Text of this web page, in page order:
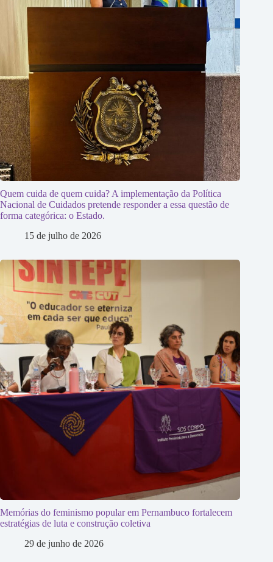
Quem cuida de quem cuida? A implementação da Política
Nacional de Cuidados pretende responder a essa questão de
forma categórica: o Estado.
15 de julho de 2026
Memórias do feminismo popular em Pernambuco fortalecem
estratégias de luta e construção coletiva
29 de junho de 2026